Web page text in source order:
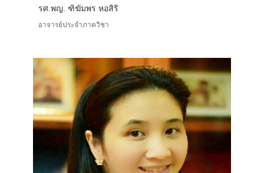
รศ.พญ. ฑิฆัมพร หอสิริ
อาจารย์ประจำภาควิชา